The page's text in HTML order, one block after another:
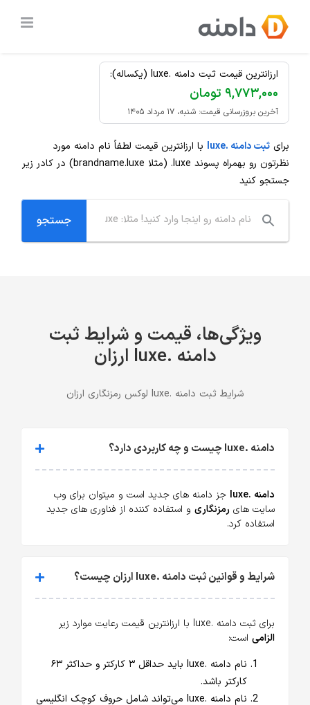
content
ثبت دامنه
ارزانترین قیمت ثبت دامنه .luxe (یکساله):
۹,۷۷۳,۰۰۰ تومان
آخرین بروزرسانی قیمت: شنبه، ۱۷ مرداد ۱۴۰۵
برای ثبت دامنه .luxe
با ارزانترین قیمت لطفاً نام دامنه مورد
نظرتون رو بهمراه پسوند .luxe
(مثلا brandname.luxe) در کادر زیر
جستجو کنید
ویژگی‌ها، قیمت و شرایط ثبت
دامنه .luxe ارزان
شرایط ثبت دامنه .luxe لوکس رمزنگاری ارزان
دامنه .luxe چیست و چه کاربردی دارد؟
دامنه .luxe
جز دامنه های جدید است و میتوان برای وب
سایت های رمزنگاری و استفاده کننده از فناوری های جدید
استفاده کرد.
شرایط و قوانین ثبت دامنه .luxe ارزان چیست؟
برای ثبت دامنه .luxe با ارزانترین قیمت رعایت موارد زیر
الزامی است:
نام دامنه .luxe باید حداقل ۳ کارکتر و حداکثر ۶۳
کارکتر باشد.
نام دامنه .luxe می‌تواند شامل حروف کوچک انگلیسی